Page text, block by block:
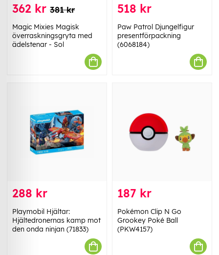
362 kr 381 kr
Magic Mixies Magisk
överraskningsgryta med
ädelstenar - Sol
518 kr
Paw Patrol Djungelfigur
presentförpackning
(6068184)
288 kr
Playmobil Hjältar:
Hjältedronernas kamp mot
den onda ninjan (71833)
187 kr
Pokémon Clip N Go
Grookey Poké Ball
(PKW4157)